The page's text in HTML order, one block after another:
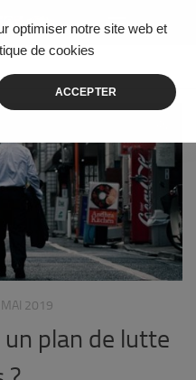
optimiser notre site web et
de cookies
ACCEPTER
2019
un plan de lutte